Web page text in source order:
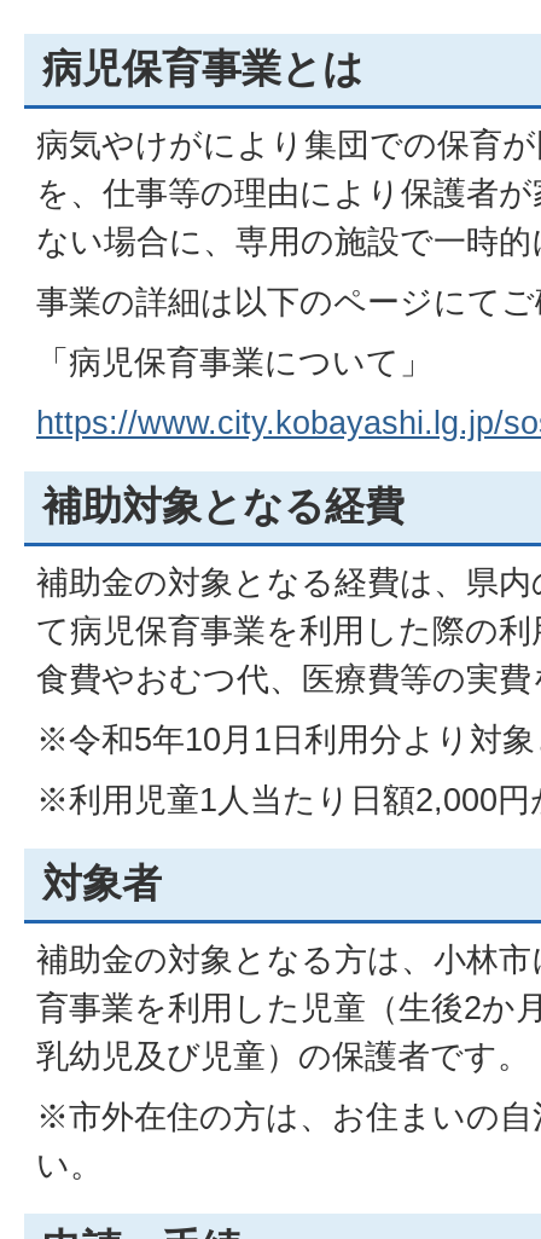
病児保育事業とは
病気やけがにより集団での保育
を、仕事等の理由により保護者
ない場合に、専用の施設で一時
事業の詳細は以下のページにて
「病児保育事業について」
https://www.city.kobayashi.lg.jp/
補助対象となる経費
補助金の対象となる経費は、県
て病児保育事業を利用した際の
食費やおむつ代、医療費等の実
※令和5年10月1日利用分より対
※利用児童1人当たり日額2,000
対象者
補助金の対象となる方は、小林
育事業を利用した児童（生後2か
乳幼児及び児童）の保護者です。
※市外在住の方は、お住まいの
い。